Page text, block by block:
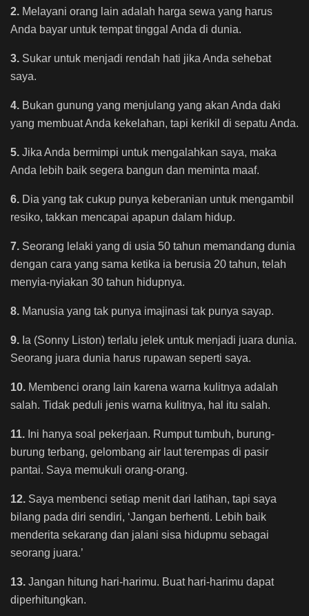
2. Melayani orang lain adalah harga sewa yang harus
Anda bayar untuk tempat tinggal Anda di dunia.
3. Sukar untuk menjadi rendah hati jika Anda sehebat
saya.
4. Bukan gunung yang menjulang yang akan Anda daki
yang membuat Anda kekelahan, tapi kerikil di sepatu Anda.
5. Jika Anda bermimpi untuk mengalahkan saya, maka
Anda lebih baik segera bangun dan meminta maaf.
6. Dia yang tak cukup punya keberanian untuk mengambil
resiko, takkan mencapai apapun dalam hidup.
7. Seorang lelaki yang di usia 50 tahun memandang dunia
dengan cara yang sama ketika ia berusia 20 tahun, telah
menyia-nyiakan 30 tahun hidupnya.
8. Manusia yang tak punya imajinasi tak punya sayap.
9. Ia (Sonny Liston) terlalu jelek untuk menjadi juara dunia.
Seorang juara dunia harus rupawan seperti saya.
10. Membenci orang lain karena warna kulitnya adalah
salah. Tidak peduli jenis warna kulitnya, hal itu salah.
11. Ini hanya soal pekerjaan. Rumput tumbuh, burung-
burung terbang, gelombang air laut terempas di pasir
pantai. Saya memukuli orang-orang.
12. Saya membenci setiap menit dari latihan, tapi saya
bilang pada diri sendiri, ‘Jangan berhenti. Lebih baik
menderita sekarang dan jalani sisa hidupmu sebagai
seorang juara.’
13. Jangan hitung hari-harimu. Buat hari-harimu dapat
diperhitungkan.